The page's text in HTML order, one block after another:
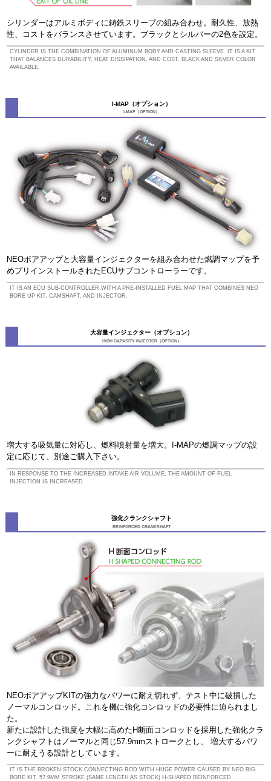
シリンダーはアルミボディに鋳鉄スリーブの組み合わせ。耐久性、放熱
性、コストをバランスさせています。ブラックとシルバーの2色を設定。
CYLINDER IS THE COMBINATION OF ALUMINUM BODY AND CASTING SLEEVE. IT IS A KIT
THAT BALANCES DURABILITY, HEAT DISSIPATION, AND COST. BLACK AND SILVER COLOR
AVAILABLE.
I-MAP（オプション）
I-MAP（OPTION）
NEOボアアップと大容量インジェクターを組み合わせた燃調マップを予
めプリインストールされたECUサブコントローラーです。
IT IS AN ECU SUB-CONTROLLER WITH A PRE-INSTALLED FUEL MAP THAT COMBINES NEO
BORE UP KIT, CAMSHAFT, AND INJECTOR.
大容量インジェクター（オプション）
HIGH CAPASITY INJECTOR（OPTION）
増大する吸気量に対応し、燃料噴射量を増大。I-MAPの燃調マップの設
定に応じて、別途ご購入下さい。
IN RESPONSE TO THE INCREASED INTAKE AIR VOLUME, THE AMOUNT OF FUEL
INJECTION IS INCREASED.
強化クランクシャフト
REINFORCED CRANKSHAFT
NEOボアアップKITの強力なパワーに耐え切れず、テスト中に破損した
ノーマルコンロッド。これを機に強化コンロッドの必要性に迫られまし
た。
新たに設計した強度を大幅に高めたH断面コンロッドを採用した強化クラ
ンクシャフトはノーマルと同じ57.9mmストロークとし、 増大するパワ
ーに耐えうる設計としています。
IT IS THE BROKEN STOCK CONNECTING ROD WITH HUGE POWER CAUSED BY NEO BIG
BORE KIT. 57.9MM STROKE (SAME LENGTH AS STOCK) H-SHAPED REINFORCED